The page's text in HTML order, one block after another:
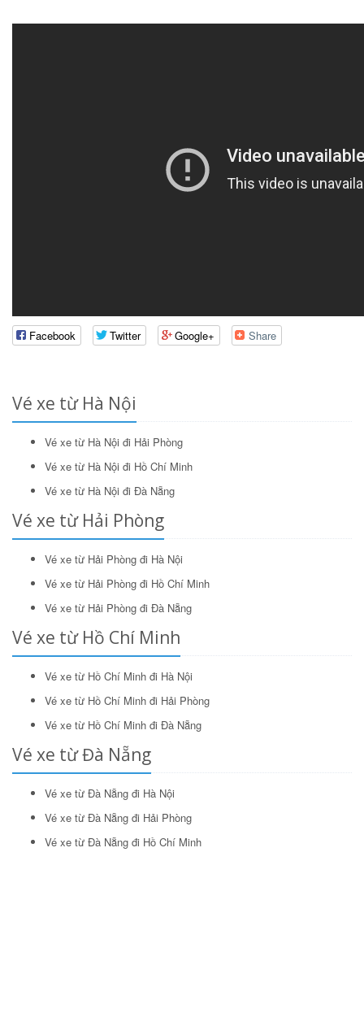
Facebook Twitter Google+ Share
Vé xe từ Hà Nội
Vé xe từ Hà Nội đi Hải Phòng
Vé xe từ Hà Nội đi Hồ Chí Minh
Vé xe từ Hà Nội đi Đà Nẵng
Vé xe từ Hải Phòng
Vé xe từ Hải Phòng đi Hà Nội
Vé xe từ Hải Phòng đi Hồ Chí Minh
Vé xe từ Hải Phòng đi Đà Nẵng
Vé xe từ Hồ Chí Minh
Vé xe từ Hồ Chí Minh đi Hà Nội
Vé xe từ Hồ Chí Minh đi Hải Phòng
Vé xe từ Hồ Chí Minh đi Đà Nẵng
Vé xe từ Đà Nẵng
Vé xe từ Đà Nẵng đi Hà Nội
Vé xe từ Đà Nẵng đi Hải Phòng
Vé xe từ Đà Nẵng đi Hồ Chí Minh